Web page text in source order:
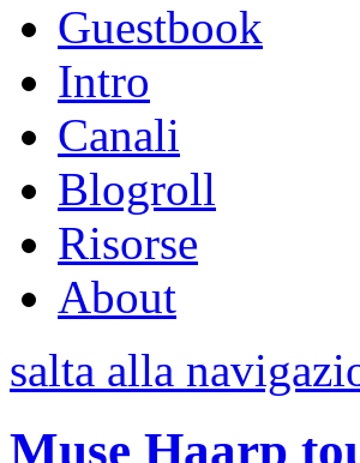
Guestbook
Intro
Canali
Blogroll
Risorse
About
salta alla
Muse Haarp